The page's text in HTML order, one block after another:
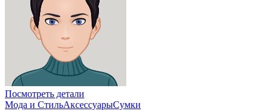
Посмотреть детали
Мода и СтильАксессуарыСумки